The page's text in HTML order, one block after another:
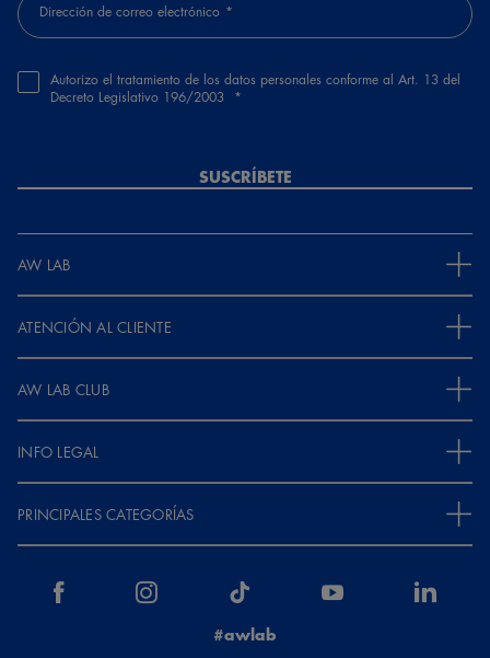
Dirección de correo electrónico
Autorizo el tratamiento de los datos personales conforme al Art. 13 del
Decreto Legislativo 196/2003
SUSCRÍBETE
AW LAB
ATENCIÓN AL CLIENTE
AW LAB CLUB
INFO LEGAL
PRINCIPALES CATEGORÍAS
#awlab